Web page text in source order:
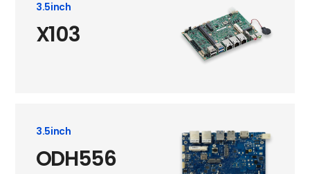
3.5inch
X103
3.5inch
ODH556